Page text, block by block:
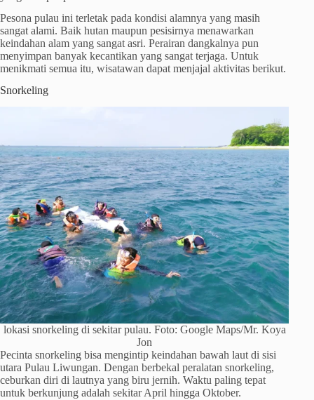
Pesona pulau ini terletak pada kondisi alamnya yang masih
sangat alami. Baik hutan maupun pesisirnya menawarkan
keindahan alam yang sangat asri. Perairan dangkalnya pun
menyimpan banyak kecantikan yang sangat terjaga. Untuk
menikmati semua itu, wisatawan dapat menjajal aktivitas berikut.
Snorkeling
lokasi snorkeling di sekitar pulau. Foto: Google Maps/Mr. Koya
Jon
Pecinta snorkeling bisa mengintip keindahan bawah laut di sisi
utara Pulau Liwungan. Dengan berbekal peralatan snorkeling,
ceburkan diri di lautnya yang biru jernih. Waktu paling tepat
untuk berkunjung adalah sekitar April hingga Oktober.